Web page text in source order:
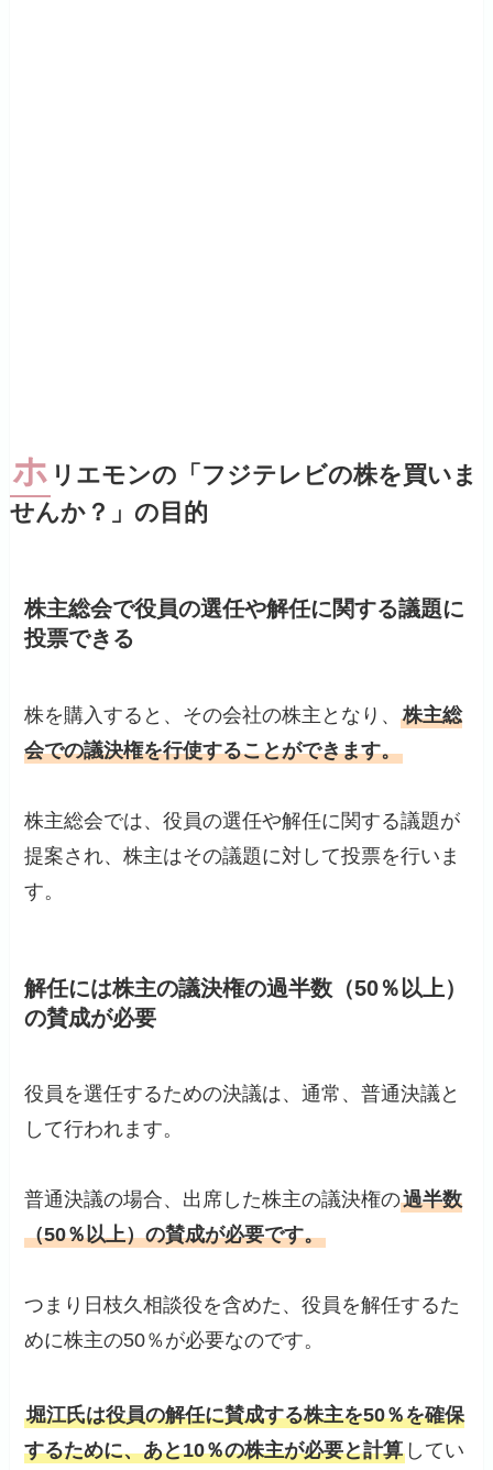
ホ リエモンの「フジテレビの株を買いま
せんか？」の目的
株主総会で役員の選任や解任に関する議題に
投票できる
株を購入すると、その会社の株主となり、株主総
会での議決権を行使することができます。
株主総会では、役員の選任や解任に関する議題が
提案され、株主はその議題に対して投票を行いま
す。
解任には株主の議決権の過半数（50％以上）
の賛成が必要
役員を選任するための決議は、通常、普通決議と
して行われます。
普通決議の場合、出席した株主の議決権の過半数
（50％以上）の賛成が必要です。
つまり日枝久相談役を含めた、役員を解任するた
めに株主の50％が必要なのです。
堀江氏は役員の解任に賛成する株主を50％を確保
するために、あと10％の株主が必要と計算 してい